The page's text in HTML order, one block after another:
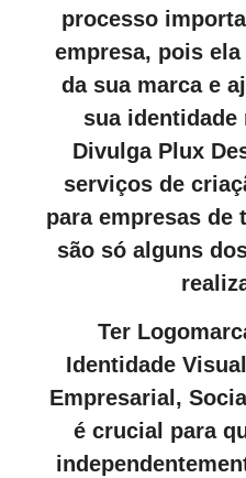
processo
empresa, pois
da sua marca e
sua identidade
Divulga Plux
serviços de
para empresas de
são só alguns
Ter
Identidade
Empresarial,
é crucial para